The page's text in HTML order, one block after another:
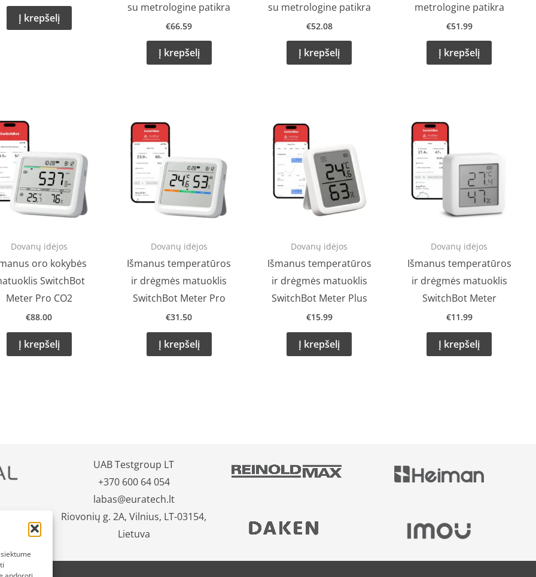
Į krepšelį
su metrologine patikra
€66.59
Į krepšelį
su metrologine patikra
€52.08
Į krepšelį
metrologine patikra
€51.99
Į krepšelį
Dovanų idėjos
oro kokybės
SwitchBot
Meter Pro CO2
€88.00
Į krepšelį
Dovanų idėjos
Išmanus temperatūros
ir drėgmės matuoklis
SwitchBot Meter Pro
€31.50
Į krepšelį
Dovanų idėjos
Išmanus temperatūros
ir drėgmės matuoklis
SwitchBot Meter Plus
€15.99
Į krepšelį
Dovanų idėjos
Išmanus temperatūros
ir drėgmės matuoklis
SwitchBot Meter
€11.99
Į krepšelį
UAB Testgroup LT
+370 600 64 054
labas@euratech.lt
Riovonių g. 2A, Vilnius, LT-03154,
Lietuva